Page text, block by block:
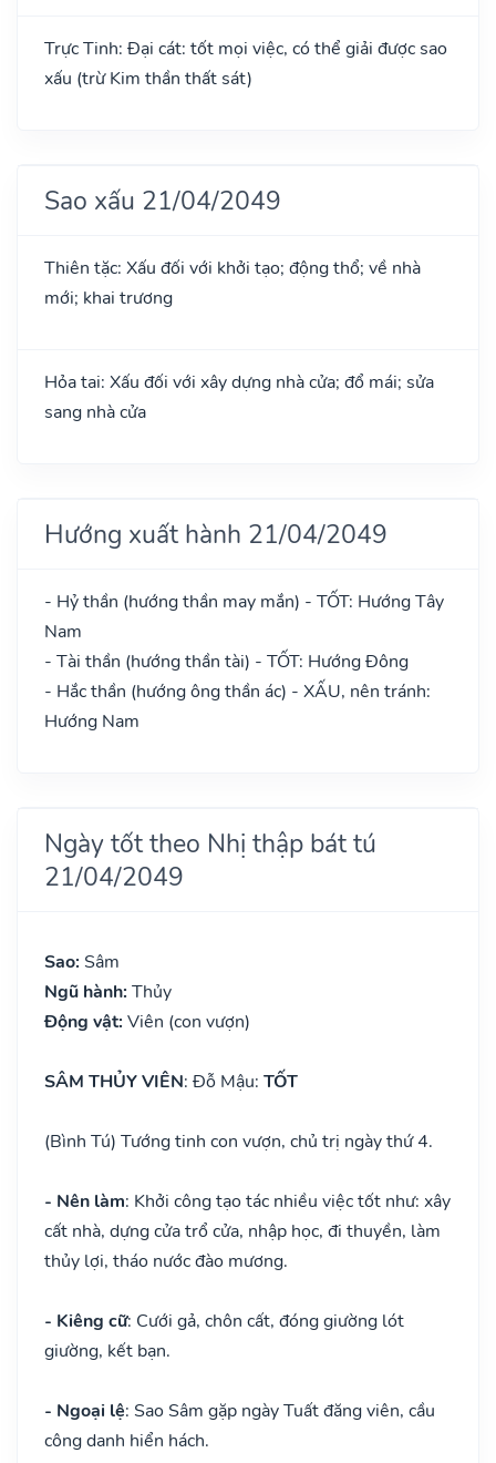
Trực Tinh: Đại cát: tốt mọi việc, có thể giải được sao
xấu (trừ Kim thần thất sát)
Sao xấu 21/04/2049
Thiên tặc: Xấu đối với khởi tạo; động thổ; về nhà
mới; khai trương
Hỏa tai: Xấu đối với xây dựng nhà cửa; đổ mái; sửa
sang nhà cửa
Hướng xuất hành 21/04/2049
- Hỷ thần (hướng thần may mắn) - TỐT: Hướng Tây
Nam
- Tài thần (hướng thần tài) - TỐT: Hướng Đông
- Hắc thần (hướng ông thần ác) - XẤU, nên tránh:
Hướng Nam
Ngày tốt theo Nhị thập bát tú
21/04/2049
Sao: Sâm
Ngũ hành: Thủy
Động vật: Viên (con vượn)
SÂM THỦY VIÊN: Đỗ Mậu: TỐT
(Bình Tú) Tướng tinh con vượn, chủ trị ngày thứ 4.
- Nên làm: Khởi công tạo tác nhiều việc tốt như: xây
cất nhà, dựng cửa trổ cửa, nhập học, đi thuyền, làm
thủy lợi, tháo nước đào mương.
- Kiêng cữ: Cưới gả, chôn cất, đóng giường lót
giường, kết bạn.
- Ngoại lệ: Sao Sâm gặp ngày Tuất đăng viên, cầu
công danh hiển hách.